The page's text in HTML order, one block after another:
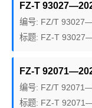
FZ-T
编号: FZ/T
标题: FZ-T
FZ-T
编号: FZ/T
标题: FZ-T